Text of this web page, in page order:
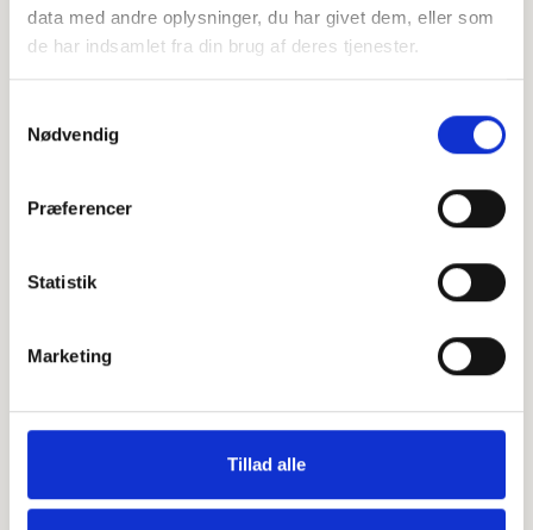
data med andre oplysninger, du har givet dem, eller som
de har indsamlet fra din brug af deres tjenester.
Nødvendig
Præferencer
Statistik
Marketing
Tillad alle
Fredag d. 29. december 2023 kl. 11.00
Stoholm Kirke
Søndergade 34, 7850 Stoholm
+
contributors
dele billeder og video eller blot sende et hjerte eller en